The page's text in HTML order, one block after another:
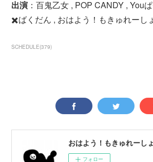
出演 ：百鬼乙女 , POP CANDY , You
✖️ばくだん , おはよう！もきゅれーし
SCHEDULE(379)
おはよう！もきゅれーし
フォロー